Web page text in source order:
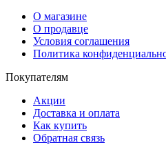
О магазине
О продавце
Условия соглашения
Политика
Покупателям
Акции
Доставка и оплата
Как купить
Обратная связь